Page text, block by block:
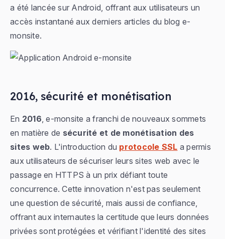
a été lancée sur Android, offrant aux utilisateurs un
accès instantané aux derniers articles du blog e-
monsite.
2016, sécurité et monétisation
En 2016 , e-monsite a franchi de nouveaux sommets
en matière de sécurité et de monétisation des
sites web. L'introduction du protocole SSL a permis
aux utilisateurs de sécuriser leurs sites web avec le
passage en HTTPS à un prix défiant toute
concurrence. Cette innovation n'est pas seulement
une question de sécurité, mais aussi de confiance,
offrant aux internautes la certitude que leurs données
privées sont protégées et vérifiant l'identité des sites